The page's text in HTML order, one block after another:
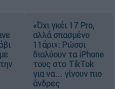
«Όχι γκέι 17 Pro,
αλλά σπασμένο
11άρι»: Ρώσοι
διαλύουν τα iPhone
τους στο TikTok
για να... γίνουν πιο
άνδρες